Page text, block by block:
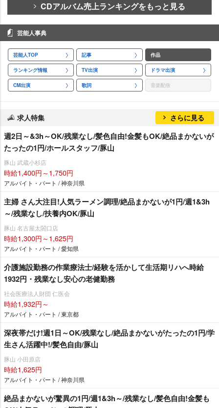
CDアルバム売上ランキングをもっと見る
芸能人事典
芸能人TOP 記事 作品
ランキング情報 TV出演 ドラマ出演
CM出演 歌詞 音楽配信
求人特集 さらに見る
週2日～&3h～OK/残業なし/髪色自由!金髪もOK/絶品まかないが
たったの1円/ホールスタッフ/豚山
豚山 武蔵小杉店
時給1,400円～1,750円
アルバイト・パート / 神奈川県
主婦 さん大注目!人気ラーメン調理/絶品まかないが1円/週1&3h
～/残業なし/扶養内OK/豚山
豚山 名古屋太閤口店
時給1,300円～1,625円
アルバイト・パート / 愛知県
介護施設勤務の作業療法士/経験を活かして生活期リハへ時給
1932円・残業なし安心の老健勤務
社会医療法人財団 仁医会
時給1,932円～
アルバイト・パート / 東京都
深夜帯だけ!週1日～OK/残業なし/絶品まかないがたったの1円/学
生さん活躍中!/髪色自由/豚山
豚山 小田原店
時給1,625円
アルバイト・パート / 神奈川県
絶品まかないが驚異の1円/週1&3h～/残業なし/髪色自由!金髪も